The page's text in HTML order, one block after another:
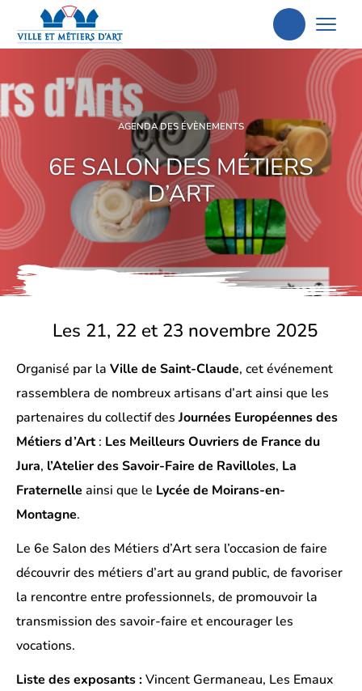
Aller
recherche
AGENDA DES ÉVÈNEMENTS
6E SALON DES MÉTIERS
D’ART
Les 21, 22 et 23 novembre 2025
Organisé par la Ville de Saint-Claude, cet événement
rassemblera de nombreux artisans d’art ainsi que les
partenaires du collectif desJournées Européennes des
Métiers d’Art: Les Meilleurs Ouvriers de France du
Jura, l’Atelier des Savoir-Faire de Ravilloles, La
Fraternelle ainsi que le Lycée de Moirans-en-
Montagne.
Le 6e Salon des Métiers d’Art sera l’occasion de faire
découvrir des métiers d’art au grand public, de favoriser
la rencontre entre professionnels, de promouvoir la
transmission des savoir-faire et encourager les
vocations.
Liste des exposants :Vincent Germaneau, Les Emaux